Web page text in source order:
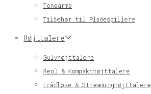
Tonearme
Tilbehør til Pladespillere
Højttalere
Gulvhøjttalere
Reol & Kompakthøjttalere
Trådløse & Streaminghøjttalere